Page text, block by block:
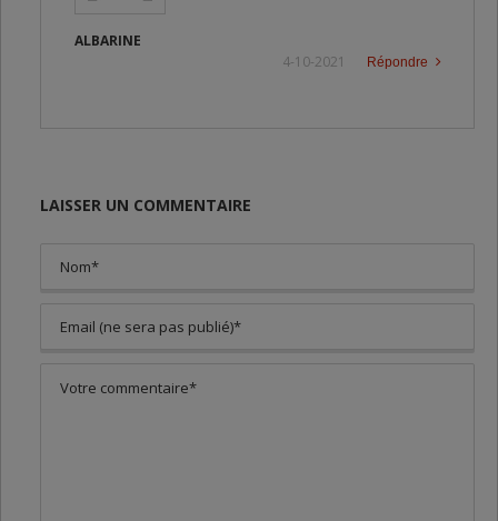
ALBARINE
Répondre
4-10-2021
LAISSER UN COMMENTAIRE